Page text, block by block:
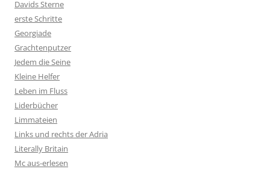
Davids Sterne
erste Schritte
Georgiade
Grachtenputzer
Jedem die Seine
Kleine Helfer
Leben im Fluss
Liderbücher
Limmateien
Links und rechts der Adria
Literally Britain
Mc aus-erlesen